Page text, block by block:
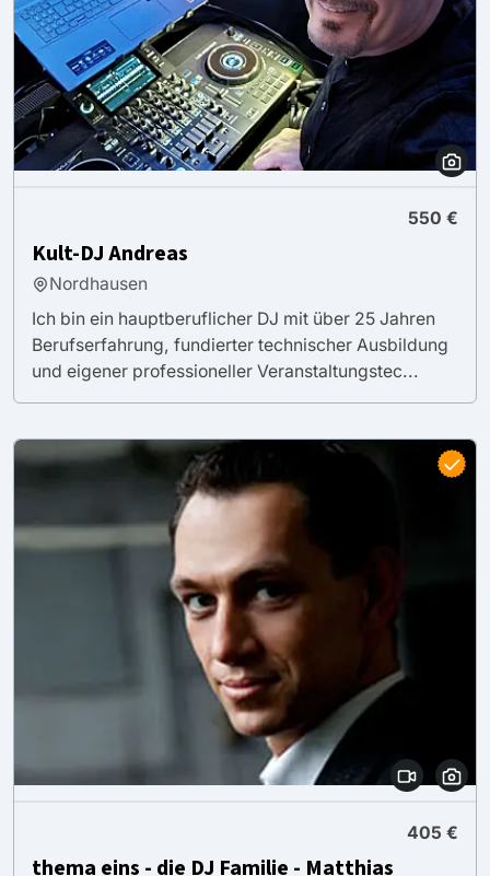
550 €
Kult-DJ Andreas
Nordhausen
Ich bin ein hauptberuflicher DJ mit über 25 Jahren
Berufserfahrung, fundierter technischer Ausbildung
und eigener professioneller Veranstaltungstec...
405 €
thema eins - die DJ Familie - Matthias